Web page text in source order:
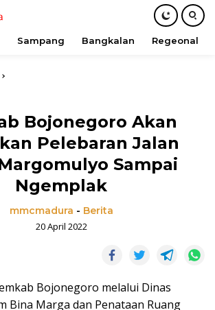
Sampang Bangkalan Regeonal
Bojonegoro Akan
Pelebaran Jalan
Sampai
Ngemplak
mmcmadura - Berita
20 April 2022
Bojonegoro melalui Dinas
Bina Marga dan Penataan Ruang